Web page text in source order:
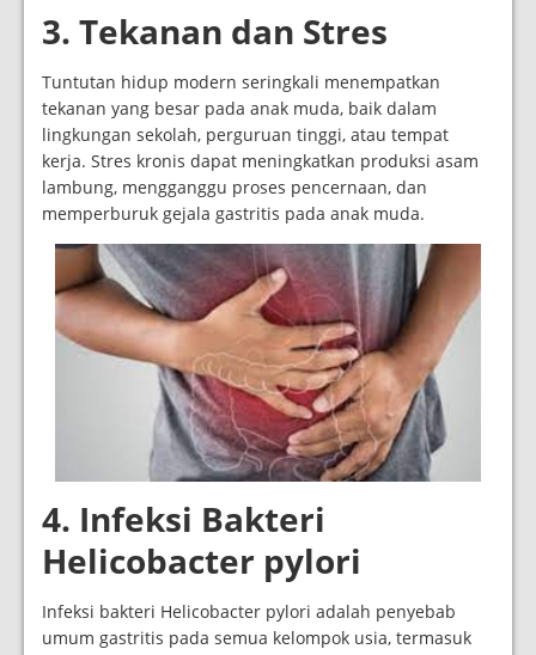
3. Tekanan dan Stres
Tuntutan hidup modern seringkali menempatkan
tekanan yang besar pada anak muda, baik dalam
lingkungan sekolah, perguruan tinggi, atau tempat
kerja. Stres kronis dapat meningkatkan produksi asam
lambung, mengganggu proses pencernaan, dan
memperburuk gejala gastritis pada anak muda.
4. Infeksi Bakteri
Helicobacter pylori
Infeksi bakteri Helicobacter pylori adalah penyebab
umum gastritis pada semua kelompok usia, termasuk